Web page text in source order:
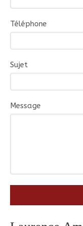
Téléphone
Sujet
Message